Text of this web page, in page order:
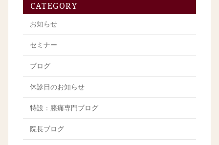
CATEGORY
お知らせ
セミナー
ブログ
休診日のお知らせ
特設：膝痛専門ブログ
院長ブログ